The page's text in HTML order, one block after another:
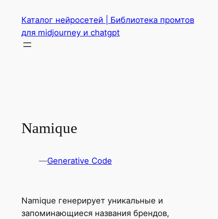
содержимому
Каталог нейросетей | Библиотека промтов
для midjourney и chatgpt
Namique
—Generative Code
Namique генерирует уникальные и
запоминающиеся названия брендов,